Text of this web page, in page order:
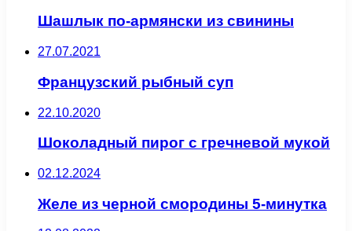
Шашлык по-армянски из свинины
27.07.2021
Французский рыбный суп
22.10.2020
Шоколадный пирог с гречневой мукой
02.12.2024
Желе из черной смородины 5-минутка